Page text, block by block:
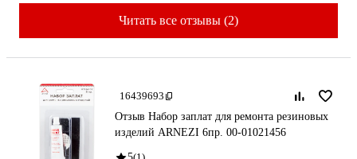
Читать все отзывы (2)
16439693
Отзыв Набор заплат для ремонта резиновых
изделий ARNEZI 6пр. 00-01021456